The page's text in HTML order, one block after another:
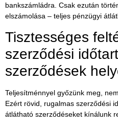
bankszámládra . Csak ezután
elszámolása – teljes pénzügyi
Tisztességes
szerződési
szerződések
Teljesítménnyel győzünk meg,
Ezért rövid, rugalmas szerződési
átlátható szerződéseket kínálunk